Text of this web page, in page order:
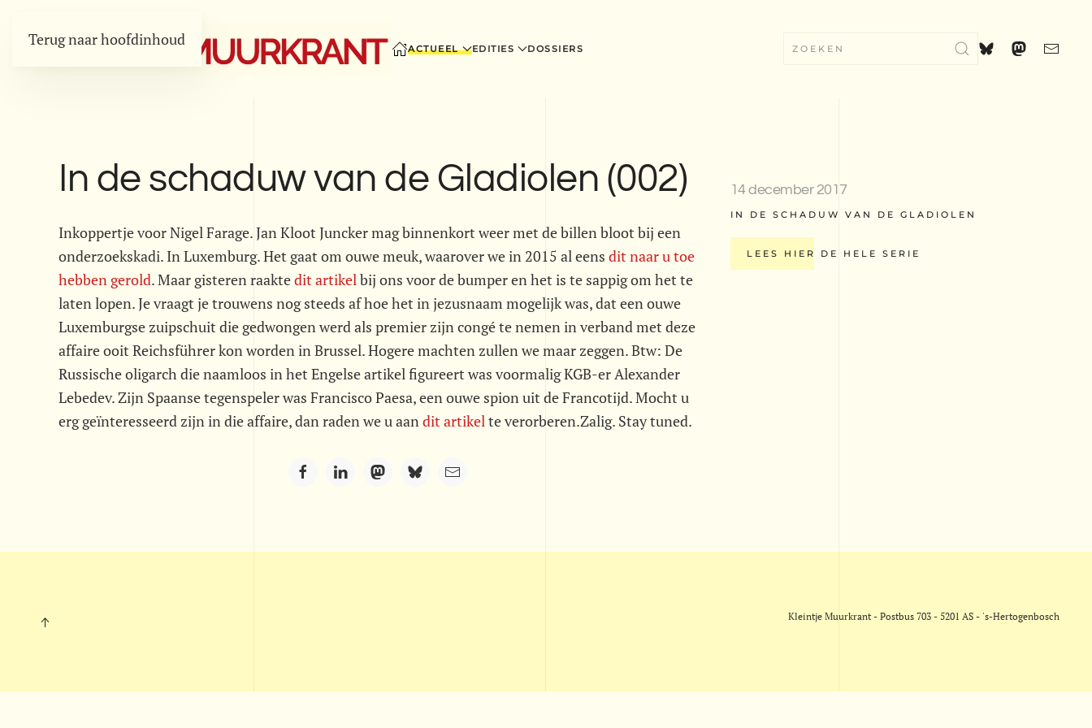
Terug naar hoofdinhoud ACTUEEL EDITIES DOSSIERS
In de schaduw van de Gladiolen (002)
Inkoppertje voor Nigel Farage. Jan Kloot Juncker mag binnenkort weer met de billen bloot bij een
onderzoekskadi. In Luxemburg. Het gaat om ouwe meuk, waarover we in 2015 al eens dit naar u toe
hebben gerold. Maar gisteren raaktedit artikelbij ons voor de bumper en het is te sappig om het te
laten lopen. Je vraagt je trouwens nog steeds af hoe het in jezusnaam mogelijk was, dat een ouwe
Luxemburgse zuipschuit die gedwongen werd als premier zijn congé te nemen in verband met deze
affaire ooit Reichsführer kon worden in Brussel. Hogere machten zullen we maar zeggen. Btw: De
Russische oligarch die naamloos in het Engelse artikel figureert was voormalig KGB-er Alexander
Lebedev. Zijn Spaanse tegenspeler was Francisco Paesa, een ouwe spion uit de Francotijd. Mocht u
erg geïnteresseerd zijn in die affaire, dan raden we u aandit artikelte verorberen.Zalig. Stay tuned.
14 december 2017
IN DE SCHADUW VAN DE GLADIOLEN
LEES HIER DE HELE SERIE
Kleintje Muurkrant - Postbus 703 - 5201 AS - 's-Hertogenbosch